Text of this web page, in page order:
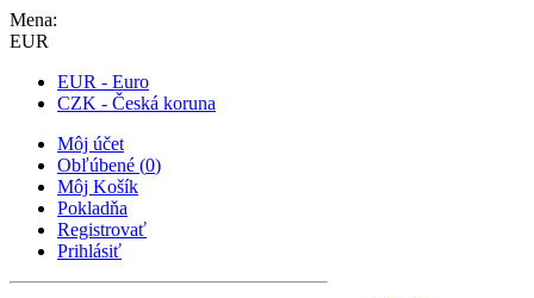
Mena:
EUR
EUR - Euro
CZK - Česká koruna
Môj účet
Obľúbené (0)
Môj Košík
Pokladňa
Registrovať
Prihlásiť